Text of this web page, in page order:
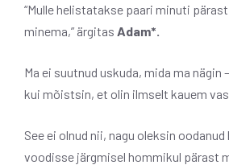
“Mulle helistatakse paari minuti
minema,” ärgitas Adam*.
Ma ei suutnud uskuda, mida ma nägin
kui mõistsin, et olin ilmselt kauem
See ei olnud nii, nagu oleksin
voodisse järgmisel hommikul pärast